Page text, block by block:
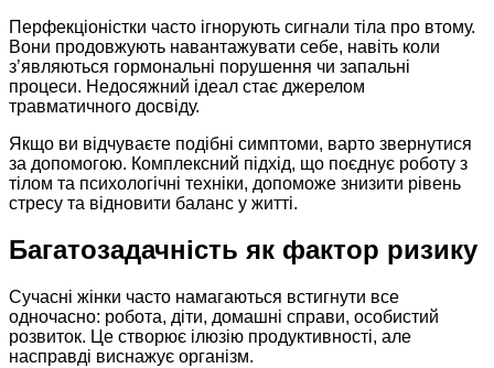
Перфекціоністки часто ігнорують сигнали тіла про втому.
Вони продовжують навантажувати себе, навіть коли
з’являються гормональні порушення чи запальні
процеси. Недосяжний ідеал стає джерелом
травматичного досвіду.
Якщо ви відчуваєте подібні симптоми, варто звернутися
за допомогою. Комплексний підхід, що поєднує роботу з
тілом та психологічні техніки, допоможе знизити рівень
стресу та відновити баланс у житті.
Багатозадачність як фактор ризику
Сучасні жінки часто намагаються встигнути все
одночасно: робота, діти, домашні справи, особистий
розвиток. Це створює ілюзію продуктивності, але
насправді виснажує організм.